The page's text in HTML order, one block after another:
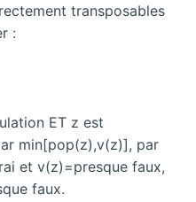
transposables
:
ET z est
min[pop(z),v(z)], par
et v(z)=presque faux,
faux.